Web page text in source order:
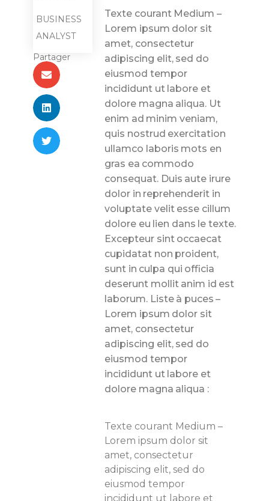
BUSINESS
ANALYST
Partager
Texte courant Medium –
Lorem ipsum dolor sit
amet, consectetur
adipiscing elit, sed do
eiusmod tempor
incididunt ut labore et
dolore magna aliqua. Ut
enim ad minim veniam,
quis nostrud exercitation
ullamco laboris mots en
gras ea commodo
consequat. Duis aute irure
dolor in reprehenderit in
voluptate velit esse cillum
dolore eu lien dans le texte.
Excepteur sint occaecat
cupidatat non proident,
sunt in culpa qui officia
deserunt mollit anim id est
laborum. Liste à puces –
Lorem ipsum dolor sit
amet, consectetur
adipiscing elit, sed do
eiusmod tempor
incididunt ut labore et
dolore magna aliqua :
Texte courant Medium –
Lorem ipsum dolor sit
amet, consectetur
adipiscing elit, sed do
eiusmod tempor
incididunt ut labore et